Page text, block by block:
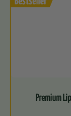
Premium